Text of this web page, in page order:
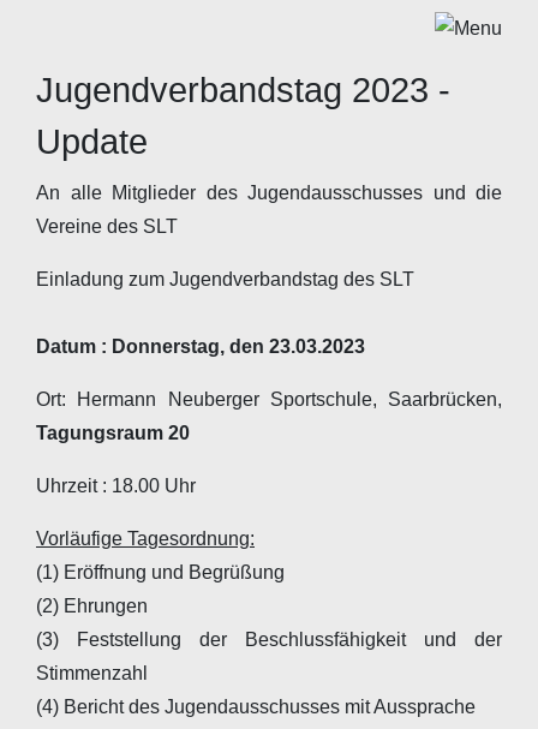
Jugendverbandstag 2023 -
Update
An alle Mitglieder des Jugendausschusses und die
Vereine des SLT
Einladung zum Jugendverbandstag des SLT
Datum : Donnerstag, den 23.03.2023
Ort: Hermann Neuberger Sportschule, Saarbrücken,
Tagungsraum 20
Uhrzeit : 18.00 Uhr
Vorläufige Tagesordnung:
(1) Eröffnung und Begrüßung
(2) Ehrungen
(3) Feststellung der Beschlussfähigkeit und der
Stimmenzahl
(4) Bericht des Jugendausschusses mit Aussprache